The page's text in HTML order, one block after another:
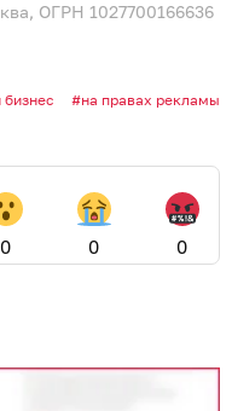
ОГРН 1027700166636
на правах рекламы
0 0 0